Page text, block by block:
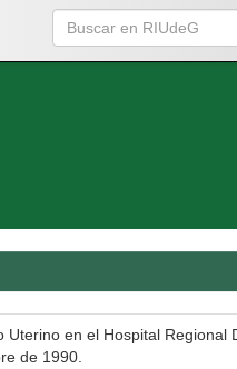
en el Hospital Regional
de 1990.